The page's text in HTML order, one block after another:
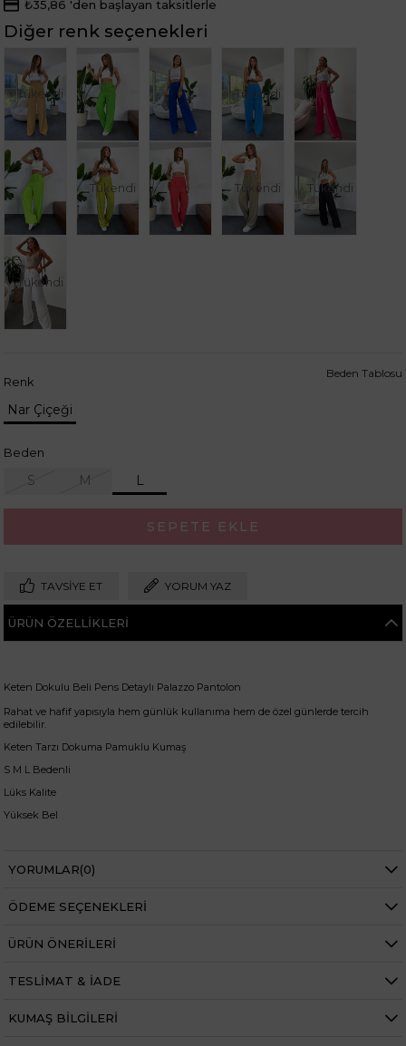
₺35,86 'den başlayan taksitlerle
Diğer renk seçenekleri
Tükendi Tükendi
Tükendi Tükendi Tükendi
Tükendi
Renk
Nar Çiçeği
Beden
S M L
Beden Tablosu
TAVSIYE ET YORUM YAZ
ÜRÜN ÖZELLIKLERI
Keten Dokulu Beli Pens Detaylı Palazzo Pantolon
Rahat ve hafif yapısıyla hem günlük kullanıma hem de özel günlerde tercih
edilebilir.
Keten Tarzı Dokuma Pamuklu Kumaş
S M L Bedenli
Lüks Kalite
Yüksek Bel
Ütü izi, diz yapmaz
Pantolon boyu: 102cm
+
Manken ölçüleri ise;
Mankenimiz S beden giymiştir
Göğüs 83 cm
Baldır 54 cm
Kalça 90 cm
YORUMLAR(0)
ÖDEME SEÇENEKLERI
ÜRÜN ÖNERILERI
TESLIMAT & İADE
KUMAŞ BILGILERI